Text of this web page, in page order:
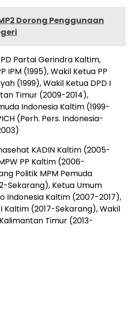
Dorong Penggunaan
Partai Gerindra Kaltim,
IPM (1995), Wakil Ketua PP
(1999), Wakil Ketua DPD I
Timur (2009-2014),
Indonesia Kaltim (1999-
(Perh. Pers. Indonesia-
KADIN Kaltim (2005-
PP Kaltim (2006-
Politik MPM Pemuda
Sekarang), Ketua Umum
Indonesia Kaltim (2007-2017),
Kaltim (2017-Sekarang), Wakil
Timur (2013-